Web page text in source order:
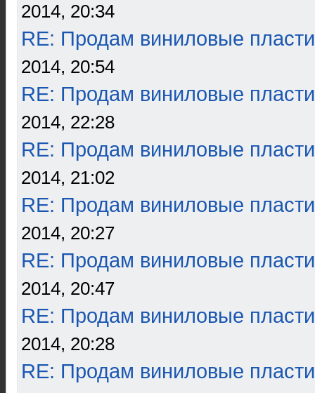
2014, 20:34
RE: Продам виниловые
2014, 20:54
RE: Продам виниловые
2014, 22:28
RE: Продам виниловые
2014, 21:02
RE: Продам виниловые
2014, 20:27
RE: Продам виниловые
2014, 20:47
RE: Продам виниловые
2014, 20:28
RE: Продам виниловые